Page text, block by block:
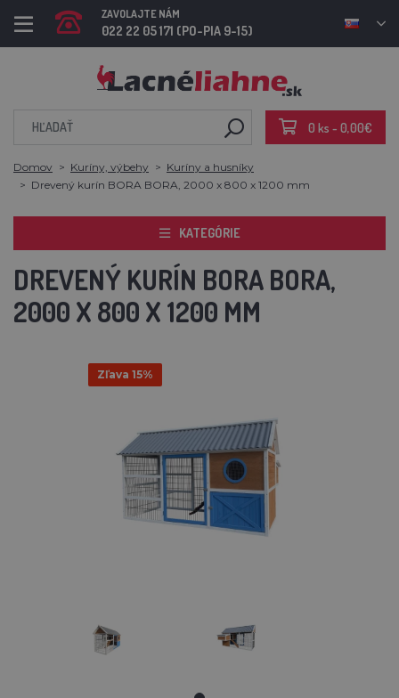
ZAVOLAJTE NÁM
022 22 05 171 (PO-PIA 9-15)
0 ks - 0,00€
Domov Kuríny, výbehy
Kuríny a husníky
Drevený kurín BORA BORA, 2000 x 800 x 1200 mm
KATEGÓRIE
DREVENÝ KURÍN BORA BORA,
2000 X 800 X 1200 MM
Zľava 15%